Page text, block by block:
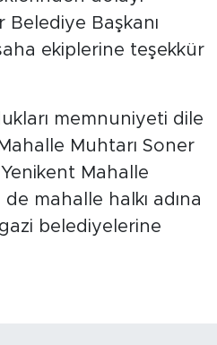
Belediye Başkanı
ekiplerine teşekkür
memnuniyeti dile
Muhtarı Soner
Mahalle
mahalle halkı adına
belediyelerine